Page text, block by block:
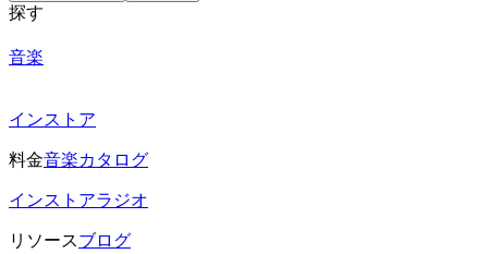
探す
音楽
インストア
料金音楽カタログ
インストアラジオ
リソースブログ